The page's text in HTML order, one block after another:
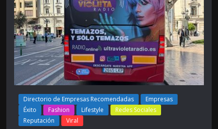
Directorio de Empresas Recomendadas
Empresas
Éxito
Fashion Lifestyle
Redes Sociales
Reputación
Viral